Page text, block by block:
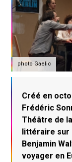
photo Gaelic
Créé en
Frédéric
Théâtre de
littéraire sur
Benjamin
voyager en